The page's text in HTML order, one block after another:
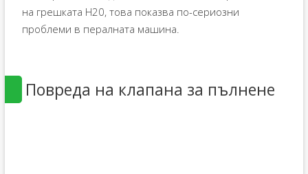
на грешката H20, това показва по-сериозни
проблеми в пералната машина.
Повреда на клапана за пълнене